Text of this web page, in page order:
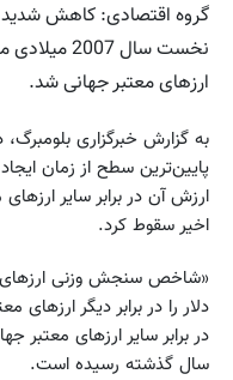
گروه اقتصادی: کاهش شدید
نخست سال
ارزهای معتبر جهانی شد.
به گزارش خبرگزاری بلومبرگ،
اخیر سقوط کرد.
«شاخص سنجش وزنی ارزهای
دلار را در برابر دیگر
سال گذشته رسیده است.